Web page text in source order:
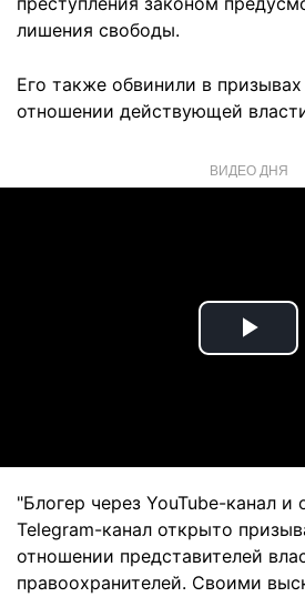
лишения свободы.
Его также обвинили в
отношении действующей
ВИДЕО ДНЯ
Play
"Блогер через YouTube-канал
Telegram-канал открыто
отношении представителей
правоохранителей. Своими